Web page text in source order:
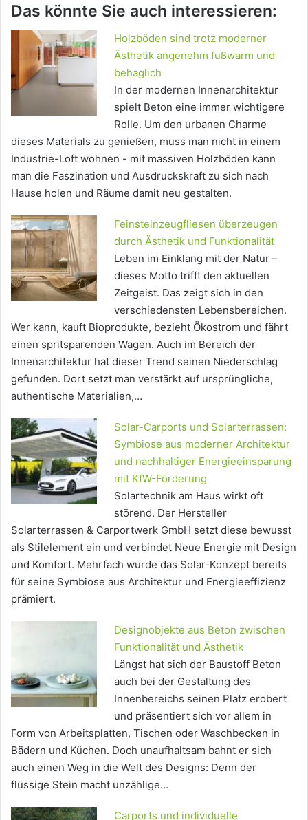
Das könnte Sie auch interessieren:
Holzböden sind trotz moderner
Ästhetik angenehm fußwarm und
behaglich
In der modernen Innenarchitektur
spielt Beton eine immer wichtigere
Rolle. Um den urbanen Charme
dieses Materials zu genießen, muss man nicht in einem
Industrie-Loft wohnen - mit massiven Holzböden kann
man die Faszination und Ausdruckskraft zu sich nach
Hause holen und Räume damit neu gestalten.
Feinsteinzeugfliesen überzeugen
durch Ästhetik und Funktionalität
Leben im Einklang mit der Natur –
dieses Motto trifft den aktuellen
Zeitgeist. Das zeigt sich in den
verschiedensten Lebensbereichen.
Wer kann, kauft Bioprodukte, bezieht Ökostrom und fährt
einen spritsparenden Wagen. Auch im Bereich der
Innenarchitektur hat dieser Trend seinen Niederschlag
gefunden. Dort setzt man verstärkt auf ursprüngliche,
authentische Materialien,…
Solar-Carports und Solarterrassen:
Symbiose aus moderner Architektur
und nachhaltiger Energieeinsparung
mit KfW-Förderung
Solartechnik am Haus wirkt oft
störend. Der Hersteller
Solarterrassen & Carportwerk GmbH setzt diese bewusst
als Stilelement ein und verbindet Neue Energie mit Design
und Komfort. Mehrfach wurde das Solar-Konzept bereits
für seine Symbiose aus Architektur und Energieeffizienz
prämiert.
Designobjekte aus Beton zwischen
Funktionalität und Ästhetik
Längst hat sich der Baustoff Beton
auch bei der Gestaltung des
Innenbereichs seinen Platz erobert
und präsentiert sich vor allem in
Form von Arbeitsplatten, Tischen oder Waschbecken in
Bädern und Küchen. Doch unaufhaltsam bahnt er sich
auch einen Weg in die Welt des Designs: Denn der
flüssige Stein macht unzählige…
Carports und individuelle